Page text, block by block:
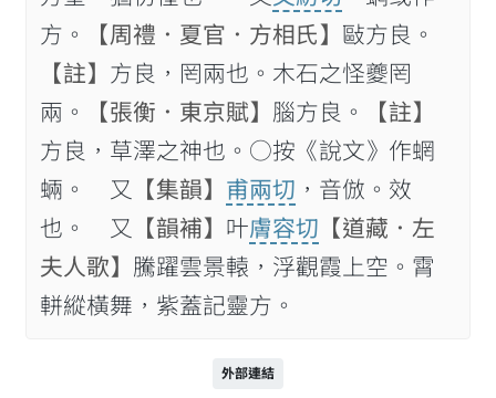
方。
【周禮．夏官．方相氏】 敺方良。
【註】 方良，罔兩也。木石之怪夔罔
兩。
【張衡．東京賦】 腦方良。
【註】
方良，草澤之神也。○按《說文》作蝄
蜽。 又
【集韻】 甫兩切 ，音倣。效
也。 又
【韻補】 叶膚容切 【道藏．左
夫人歌】 騰躍雲景轅，浮觀霞上空。霄
軿縱橫舞，紫蓋記靈方。
外部連結